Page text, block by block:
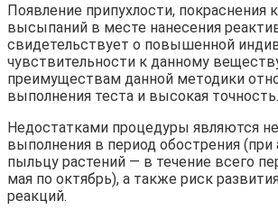
Появление припухлости, покраснения
высыпаний в месте нанесения
свидетельствует о повышенной
чувствительности к данному
преимуществам данной методики
выполнения теста и высокая точность.
Недостатками процедуры являются
выполнения в период обострения (при
пыльцу растений — в течение всего
мая по октябрь), а также риск
реакций.